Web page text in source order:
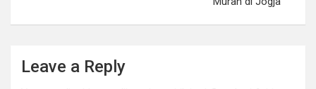
Leave a Reply